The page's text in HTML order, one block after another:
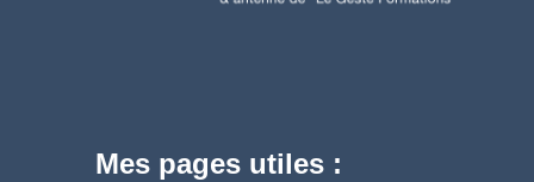
Mes pages utiles :